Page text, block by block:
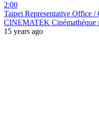
2:00
Taipei Representative Office
CINEMATEK Cinémathèque
15 years ago